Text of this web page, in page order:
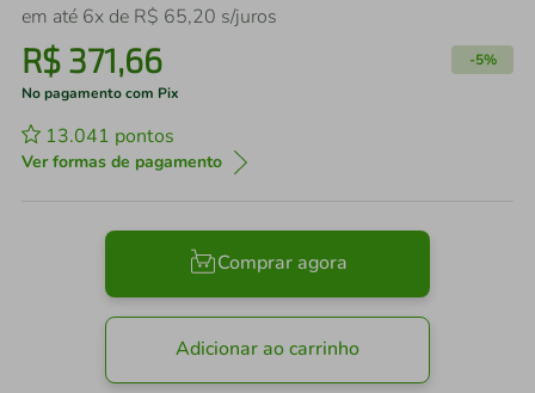
em até 6x de R$ 65,20 s/juros
R$ 371,66 -5%
No pagamento com Pix
13.041 pontos
Ver formas de pagamento
Comprar agora
Adicionar ao carrinho